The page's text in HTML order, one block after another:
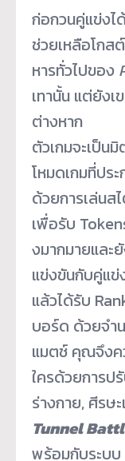
ก่อกวนคู่แข่งไ
ช่วยเหลือโกส
หารทั่วไปของ
เทานั้น แต่ยัง
ต่างหาก
ตัวเกมจะเป็น
โหมดเกมที่ปร
ด้วยการเล่นส
เพื่อรับ
งมากมายและ
แข่งขันกับคู่แข่
แล้วได้รับ
บอร์ด ด้วยจำ
แมตช์ คุณจึงค
ใครด้วยการป
ร่างกาย, ศีรษ
Tunnel
พร้อมกับระบบ